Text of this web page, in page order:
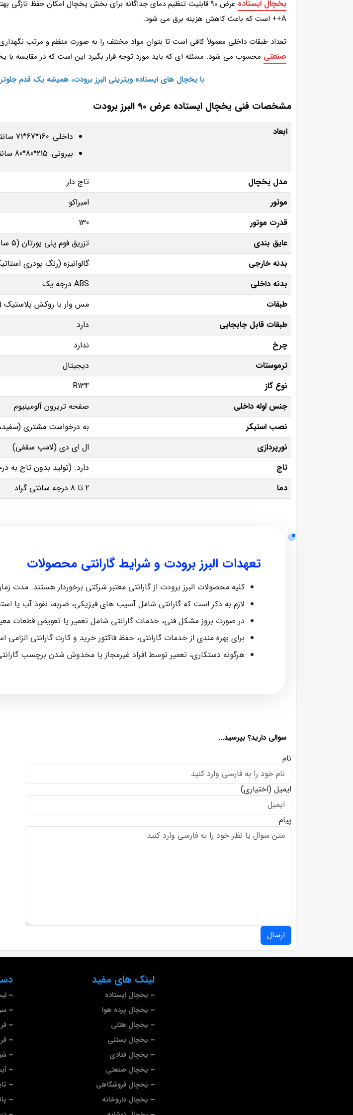
یخچال ایستاده
A++ است که باعث کاهش هزینه برق می‌ شود.
تعداد طبقات داخلی معمولاً کافی است تا بتوان مواد مختلف را به صورت منظم و مرتب
صنعتی محسوب می شود. مسئله ای که باید مورد توجه قرار بگیرد این است که در مقایسه
با یخچال‌ های ایستاده ویترینی البرز برودت، همیشه یک قدم
مشخصات فنی یخچال ایستاده عرض 90 البرز برودت
ابعاد
داخلی: 160*67*71 سانتی متر (عمق 67)
بیرونی: 215*80*80 سانتی متر (عمق 67)
مدل یخچال
تاج دار
موتور
امبراکو
قدرت موتور
130
عایق بندی
تزریق فوم پلی یورتان (5 سانتی)
بدنه خارجی
گالوانیزه (رنگ پودری
بدنه داخلی
ABS درجه یک
طبقات
مس وار با روکش پلاستیک (5
طبقات قابل جابجایی
دارد
چرخ
ندارد
ترموستات
دیجیتال
نوع گاز
R134
جنس لوله داخلی
صفحه تریزون آلومینیوم
نصب استیکر
به درخواست مشتری
نورپردازی
ال ای دی (لامپ سقفی)
تاج
دارد. (تولید بدون تاج به
دما
2 تا 8 درجه سانتی گراد
تعهدات البرز برودت و شرایط گارانتی محصولات
کلیه محصولات البرز برودت از گارانتی معتبر شرکتی برخوردار هستند. مدت زمان گارانتی بسته به
لازم به ذکر است که گارانتی شامل آسیب‌ های فیزیکی، ضربه، نفوذ آب یا
در صورت بروز مشکل فنی، خدمات گارانتی شامل تعمیر یا تعویض قطعات
برای بهره‌ مندی از خدمات گارانتی، حفظ فاکتور خرید و کارت گارانتی الزامی
هرگونه دستکاری، تعمیر توسط افراد غیرمجاز یا مخدوش شدن برچسب
سوالی دارید؟ بپرسید...
نام
ایمیل (اختیاری)
پیام
ارسال
لینک های مفید
یخچال ایستاده
یخچال پرده هوا
یخچال هتلی
یخچال بستنی
یخچال قنادی
یخچال صنعتی
یخچال فروشگاهی
یخچال داروخانه